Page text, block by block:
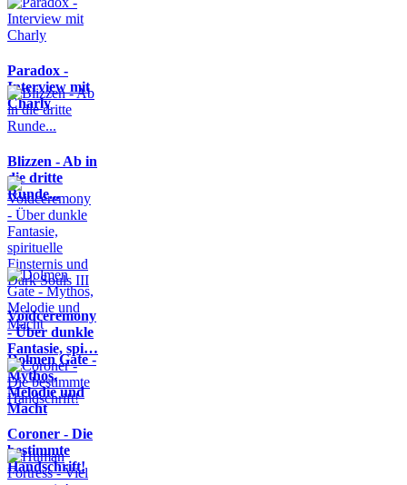
Paradox -
Interview mit
Charly
Blizzen - Ab in
die dritte
Runde...
Voidceremony
- Über dunkle
Fantasie, spi…
Dolmen Gate -
Mythos,
Melodie und
Macht
Coroner - Die
bestimmte
Handschrift!